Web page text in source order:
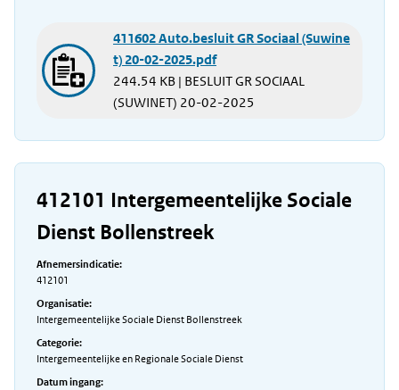
411602 Auto.besluit GR Sociaal (Suwine
t) 20-02-2025.pdf
244.54 KB | BESLUIT GR SOCIAAL
(SUWINET) 20-02-2025
412101 Intergemeentelijke Sociale
Dienst Bollenstreek
Afnemersindicatie:
412101
Organisatie:
Intergemeentelijke Sociale Dienst Bollenstreek
Categorie:
Intergemeentelijke en Regionale Sociale Dienst
Datum ingang: